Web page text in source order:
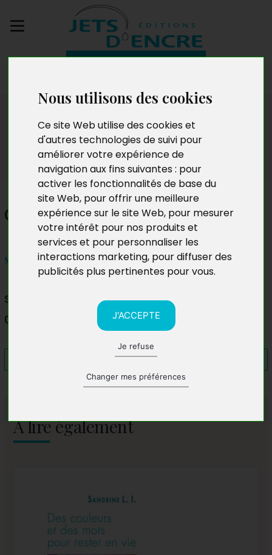
Nous utilisons des cookies
Ce site Web utilise des cookies et
d'autres technologies de suivi pour
améliorer votre expérience de
navigation aux fins suivantes : pour
activer les fonctionnalités de base du
site Web, pour offrir une meilleure
expérience sur le site Web, pour mesurer
votre intérêt pour nos produits et
services et pour personnaliser les
interactions marketing, pour diffuser des
publicités plus pertinentes pour vous.
J'ACCEPTE
Je refuse
Changer mes préférences
Salon
Claude Rouge
samedi 25 et dimanche 26 juillet 2015 – 10h à 18h
Salon du livre et du marque-pages
05300 Eyguians
A lire également